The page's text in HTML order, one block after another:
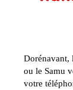
Dorénavant,
ou le Samu
votre